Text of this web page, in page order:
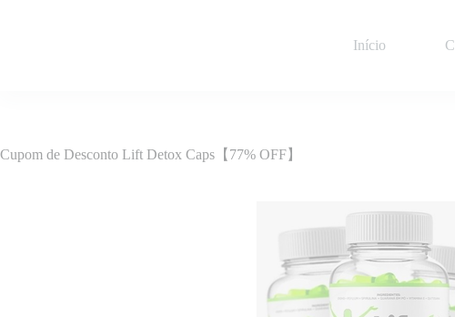
Início
Cupom de Desconto Lift Detox Caps【77% OFF】